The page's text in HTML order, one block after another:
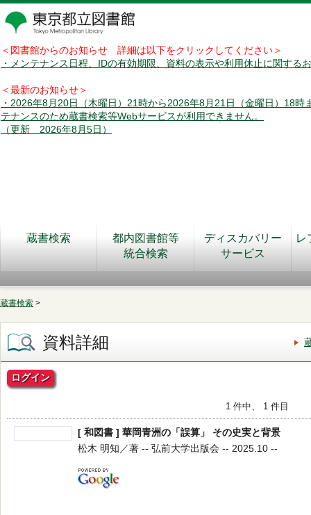
＜図書館からのお知らせ 詳細は以下をクリックしてください＞
・メンテナンス日程、IDの有効期限、資料の表示や利用休止に関する
＜最新のお知らせ＞
・2026年8月20日（木曜日）21時から2026年8月21日（金曜日）18時
テナンスのため蔵書検索等Webサービスが利用できません。
（更新 2026年8月5日）
蔵書検索
都内図書館等
統合検索
ディスカバリー
サービス
レ
蔵書検索 >
資料詳細
ログイン
1 件中、 1 件目
[ 和図書 ] 華岡青洲の「誤算」 その史実と背景
松木 明知／著 -- 弘前大学出版会 -- 2025.10 --